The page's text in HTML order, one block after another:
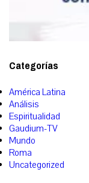
Categorías
América Latina
Análisis
Espiritualidad
Gaudium-TV
Mundo
Roma
Uncategorized